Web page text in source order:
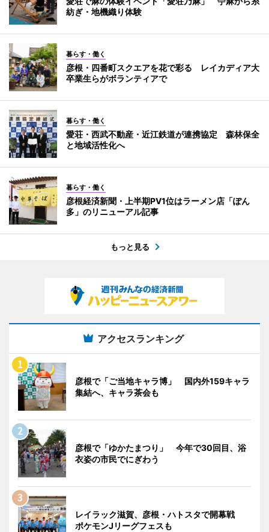
紡ぎ・地機織り体験
暮らす・働く
彦根・四番町スクエアを花で彩る レイカディア大
卒業生らがボランティアで
暮らす・働く
愛荘・西武不動産・近江鉄道が連携協定 森林保全
と地域活性化へ
暮らす・働く
彦根経済新聞・上半期PV1位はラーメン店「ぽん
多」のリニューアル記事
もっと見る
アクセスランキング
彦根で「ご当地キャラ博」 国内外159キャラ
集結へ、キャラ茶会も
彦根で「ゆかたまつり」 今年で30回目、浴
衣姿の市民でにぎわう
レイラック滋賀、彦根・ハトスタで開幕戦
ポケモンJリーグフェスも